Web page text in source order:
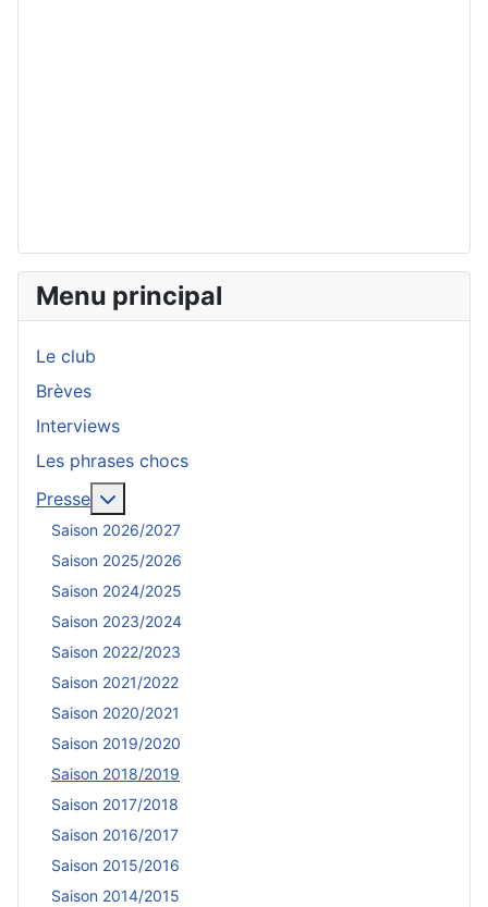
Menu principal
Le club
Brèves
Interviews
Les phrases chocs
Presse
Saison 2026/2027
Saison 2025/2026
Saison 2024/2025
Saison 2023/2024
Saison 2022/2023
Saison 2021/2022
Saison 2020/2021
Saison 2019/2020
Saison 2018/2019
Saison 2017/2018
Saison 2016/2017
Saison 2015/2016
Saison 2014/2015